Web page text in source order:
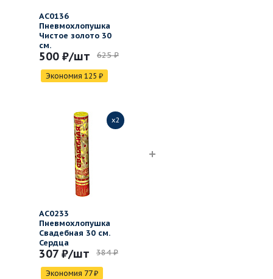
АС0136
Пневмохлопушка
Чистое золото 30
см.
500 ₽/шт 625 ₽
Экономия 125 ₽
x2
АС0233
Пневмохлопушка
Свадебная 30 см.
Сердца
307 ₽/шт 384 ₽
Экономия 77₽